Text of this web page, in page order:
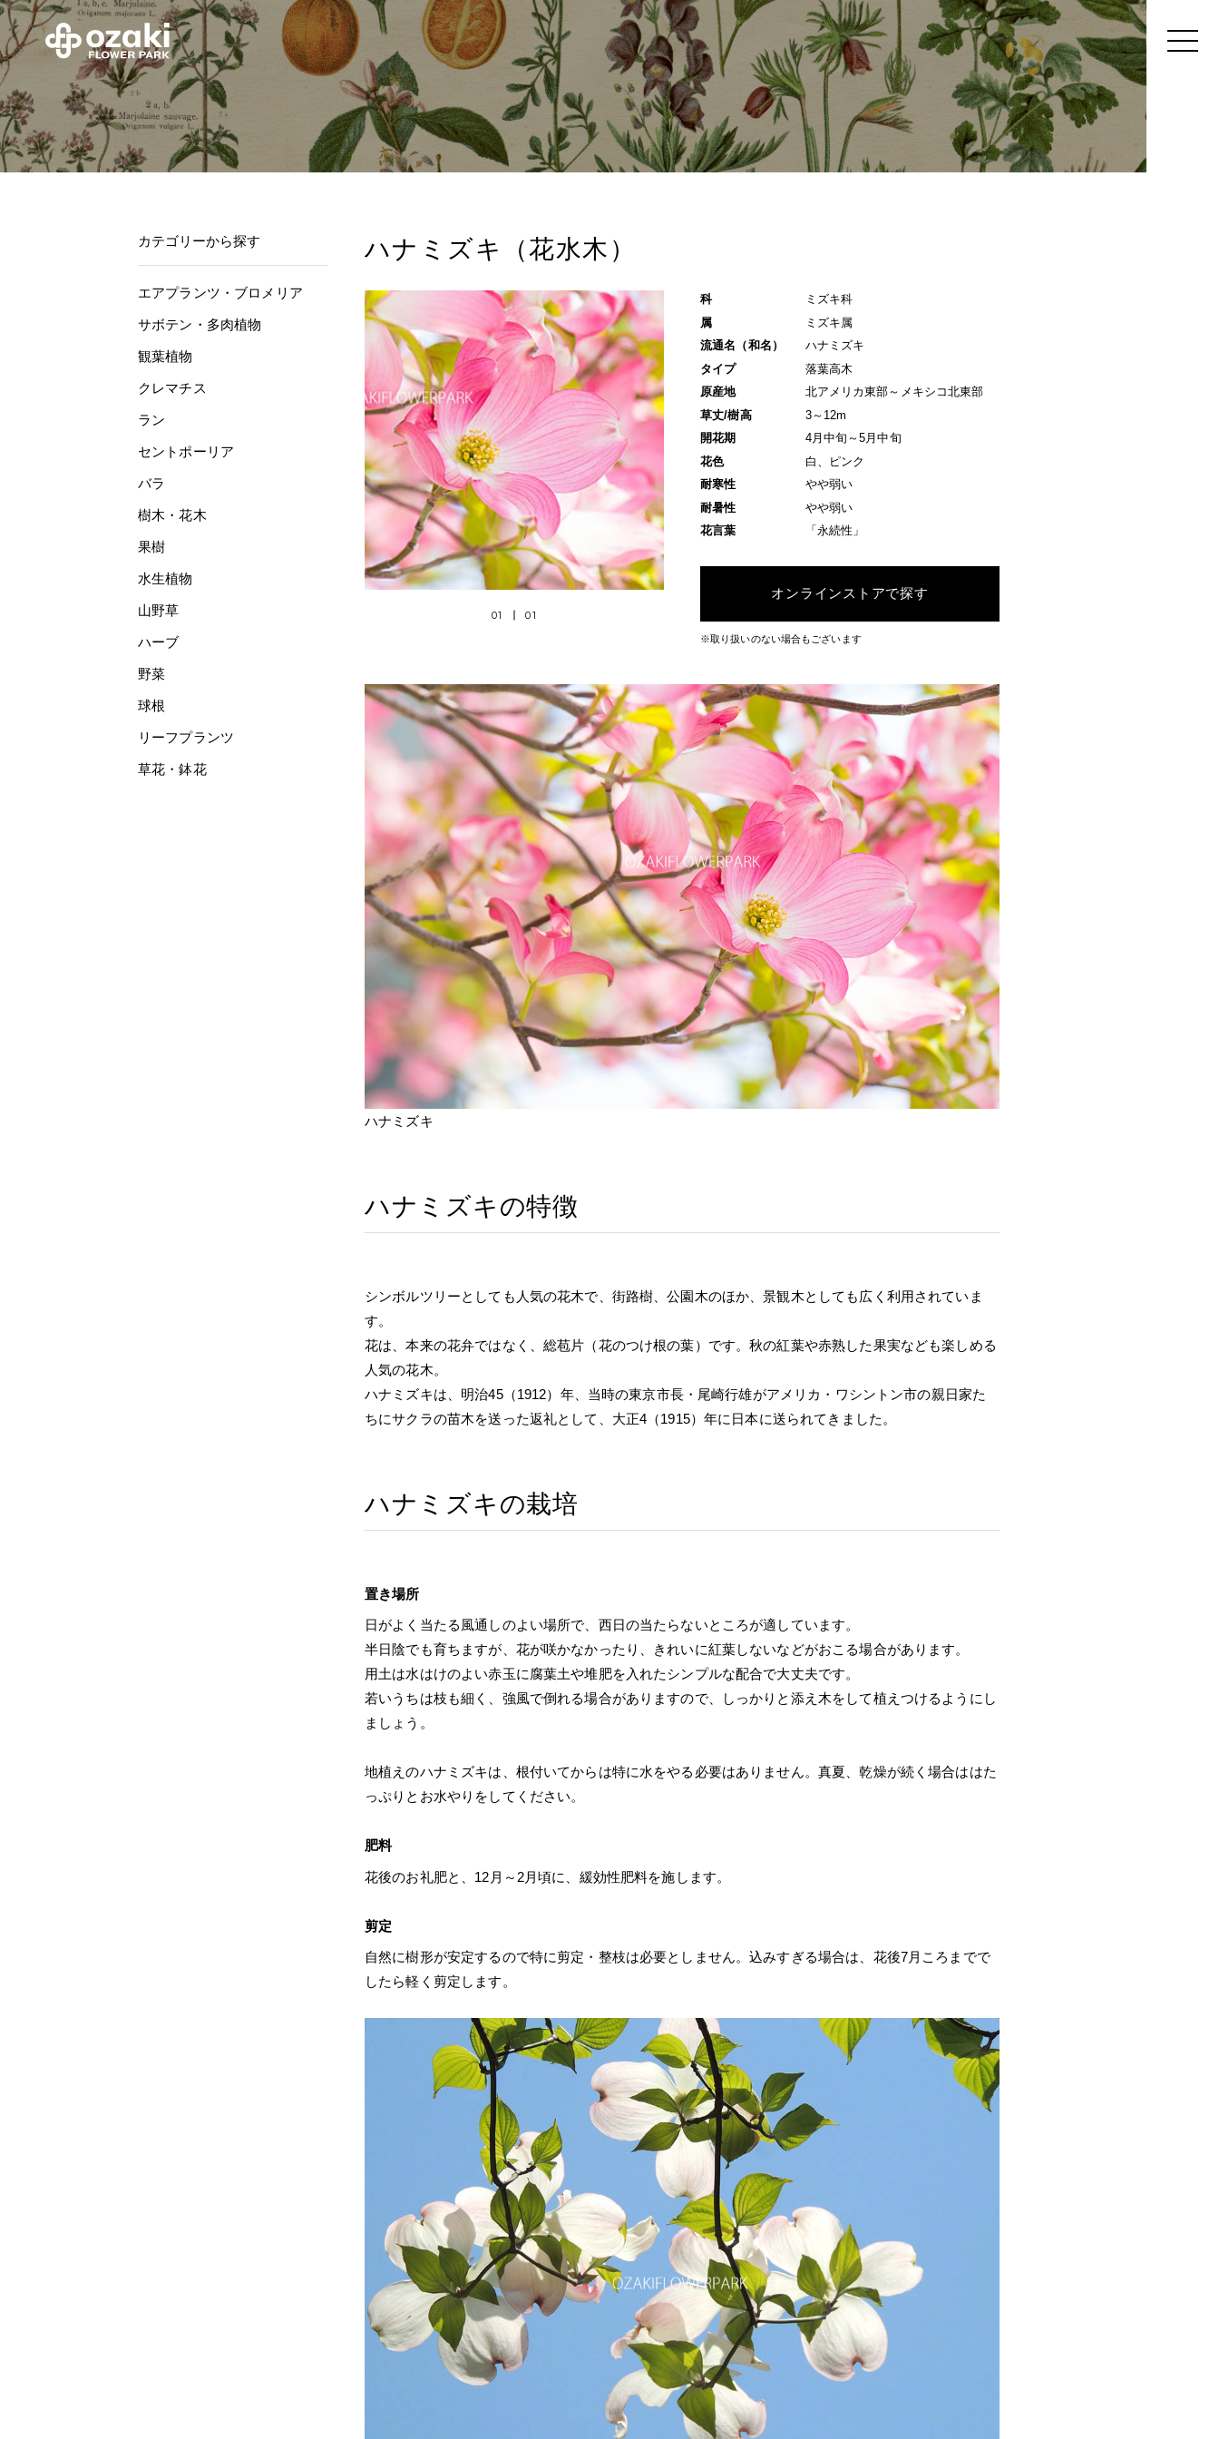
ハナミズキ（花水木）
01 01
科
ミズキ科
属
ミズキ属
流通名（和名）
ハナミズキ
タイプ
落葉高木
原産地
北アメリカ東部～メキシコ北東部
草丈/樹高
3～12m
開花期
4月中旬～5月中旬
花色
白、ピンク
耐寒性
やや弱い
耐暑性
やや弱い
花言葉
「永続性」
オンラインストアで探す
※取り扱いのない場合もございます
ハナミズキ
ハナミズキの特徴
シンボルツリーとしても人気の花木で、街路樹、公園木のほか、景観木としても広く利用されていま
す。
花は、本来の花弁ではなく、総苞片（花のつけ根の葉）です。秋の紅葉や赤熟した果実なども楽しめる
人気の花木。
ハナミズキは、明治45（1912）年、当時の東京市長・尾崎行雄がアメリカ・ワシントン市の親日家た
ちにサクラの苗木を送った返礼として、大正4（1915）年に日本に送られてきました。
ハナミズキの栽培
置き場所
日がよく当たる風通しのよい場所で、西日の当たらないところが適しています。
半日陰でも育ちますが、花が咲かなかったり、きれいに紅葉しないなどがおこる場合があります。
用土は水はけのよい赤玉に腐葉土や堆肥を入れたシンプルな配合で大丈夫です。
若いうちは枝も細く、強風で倒れる場合がありますので、しっかりと添え木をして植えつけるようにし
ましょう。
地植えのハナミズキは、根付いてからは特に水をやる必要はありません。真夏、乾燥が続く場合ははた
っぷりとお水やりをしてください。
肥料
花後のお礼肥と、12月～2月頃に、緩効性肥料を施します。
剪定
自然に樹形が安定するので特に剪定・整枝は必要としません。込みすぎる場合は、花後7月ころまでで
したら軽く剪定します。
カテゴリーから探す
エアプランツ・ブロメリア
サボテン・多肉植物
観葉植物
クレマチス
ラン
セントポーリア
バラ
樹木・花木
果樹
水生植物
山野草
ハーブ
野菜
球根
リーフプランツ
草花・鉢花